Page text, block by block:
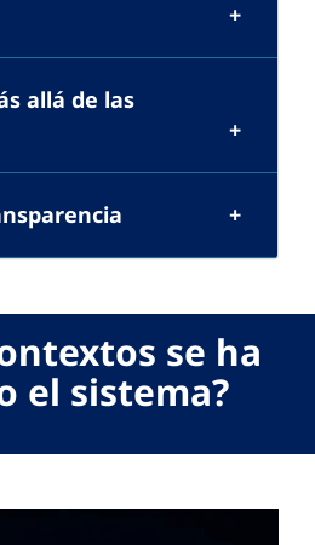
allá de las
se ha
el sistema?